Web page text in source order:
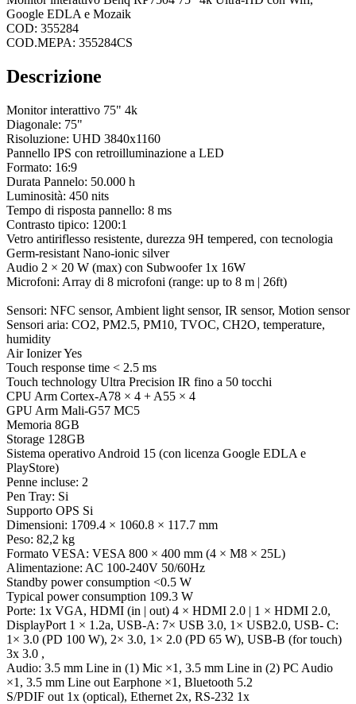
Google EDLA e Mozaik
COD: 355284
COD.MEPA: 355284CS
Descrizione
Monitor interattivo 75" 4k
Diagonale: 75"
Risoluzione: UHD 3840x1160
Pannello IPS con retroilluminazione a LED
Formato: 16:9
Durata Pannelo: 50.000 h
Luminosità: 450 nits
Tempo di risposta pannello: 8 ms
Contrasto tipico: 1200:1
Vetro antiriflesso resistente, durezza 9H tempered, con tecnologia
Germ-resistant Nano-ionic silver
Audio 2 × 20 W (max) con Subwoofer 1x 16W
Microfoni: Array di 8 microfoni (range: up to 8 m | 26ft)
Sensori: NFC sensor, Ambient light sensor, IR sensor, Motion sensor
Sensori aria: CO2, PM2.5, PM10, TVOC, CH2O, temperature,
humidity
Air Ionizer Yes
Touch response time < 2.5 ms
Touch technology Ultra Precision IR fino a 50 tocchi
CPU Arm Cortex-A78 × 4 + A55 × 4
GPU Arm Mali-G57 MC5
Memoria 8GB
Storage 128GB
Sistema operativo Android 15 (con licenza Google EDLA e
PlayStore)
Penne incluse: 2
Pen Tray: Si
Supporto OPS Si
Dimensioni: 1709.4 × 1060.8 × 117.7 mm
Peso: 82,2 kg
Formato VESA: VESA 800 × 400 mm (4 × M8 × 25L)
Alimentazione: AC 100-240V 50/60Hz
Standby power consumption <0.5 W
Typical power consumption 109.3 W
Porte: 1x VGA, HDMI (in | out) 4 × HDMI 2.0 | 1 × HDMI 2.0,
DisplayPort 1 × 1.2a, USB-A: 7× USB 3.0, 1× USB2.0, USB- C:
1× 3.0 (PD 100 W), 2× 3.0, 1× 2.0 (PD 65 W), USB-B (for touch)
3x 3.0 ,
Audio: 3.5 mm Line in (1) Mic ×1, 3.5 mm Line in (2) PC Audio
×1, 3.5 mm Line out Earphone ×1, Bluetooth 5.2
S/PDIF out 1x (optical), Ethernet 2x, RS-232 1x